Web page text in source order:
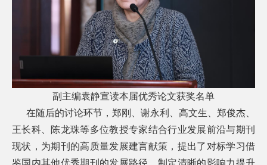
副主编袁静宣读本届优秀论文获奖名单
在随后的讨论环节，郑刚、谢永利、高文生、郑俊杰、
王长科、陈龙珠等多位教授专家结合行业发展前沿与期刊
现状，为期刊的高质量发展建言献策，提出了对标学习借